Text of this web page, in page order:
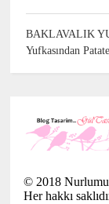
BAKLAVALIK
Yufkasından
© 2018
Her hakkı